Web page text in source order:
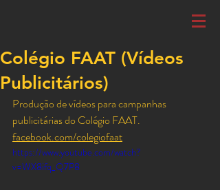
Colégio FAAT (Vídeos
Publicitários)
Produção de vídeos para campanhas
publicitárias do Colégio FAAT.
facebook.com/colegiofaat
https://www.youtube.com/watch?
v=WX8ifq_Q7P8